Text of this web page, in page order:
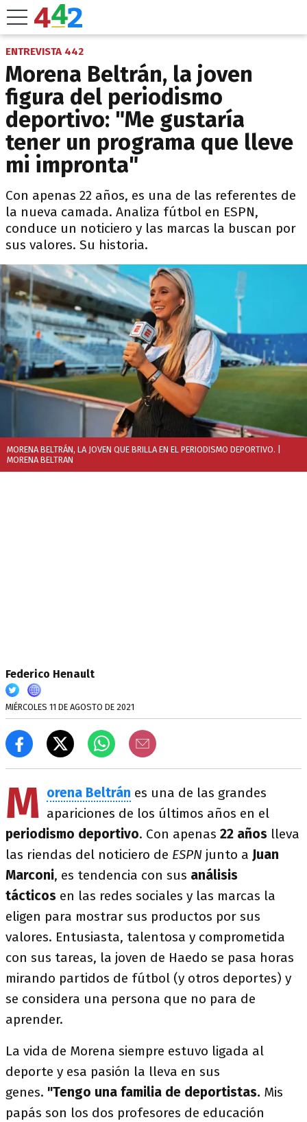
ENTREVISTA 442
Morena Beltrán, la joven
figura del periodismo
deportivo: "Me gustaría
tener un programa que lleve
mi impronta"
Con apenas 22 años, es una de las referentes de
la nueva camada. Analiza fútbol en ESPN,
conduce un noticiero y las marcas la buscan por
sus valores. Su historia.
MORENA BELTRÁN, LA JOVEN QUE BRILLA EN EL PERIODISMO DEPORTIVO.
MORENA BELTRAN
Federico Henault
MIÉRCOLES 11 DE AGOSTO DE 2021
M orena Beltrán es una de las grandes
apariciones de los últimos años en el
periodismo deportivo. Con apenas 22 años lleva
las riendas del noticiero de ESPN junto a Juan
Marconi, es tendencia con sus análisis
tácticos en las redes sociales y las marcas la
eligen para mostrar sus productos por sus
valores. Entusiasta, talentosa y comprometida
con sus tareas, la joven de Haedo se pasa horas
mirando partidos de fútbol (y otros deportes) y
se considera una persona que no para de
aprender.
La vida de Morena siempre estuvo ligada al
deporte y esa pasión la lleva en sus
genes. "Tengo una familia de deportistas. Mis
papás son los dos profesores de educación